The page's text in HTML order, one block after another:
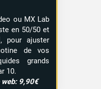
ou MX Lab
en 50/50 et
pour ajuster
de vos
grands
10.
9,90€